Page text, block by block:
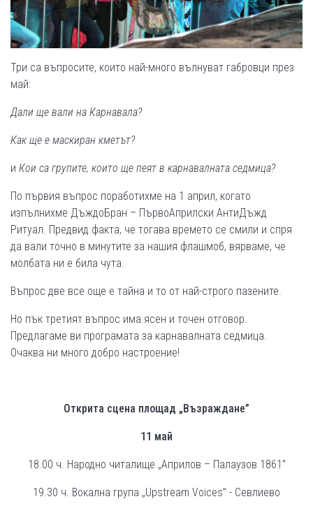
Три са въпросите, които най-много вълнуват габровци през
май:
Дали ще вали на Карнавала?
Как ще е маскиран кметът?
и Кои са групите, които ще пеят в карнавалната седмица?
По първия въпрос поработихме на 1 април, когато
изпълнихме ДъждоБран – ПървоАприлски АнтиДъжд
Ритуал. Предвид факта, че тогава времето се смили и спря
да вали точно в минутите за нашия флашмоб, вярваме, че
молбата ни е била чута.
Въпрос две все още е тайна и то от най-строго пазените.
Но пък третият въпрос има ясен и точен отговор.
Предлагаме ви програмата за карнавалната седмица.
Очаква ни много добро настроение!
Открита сцена площад „Възраждане”
11 май
18.00 ч. Народно читалище „Априлов – Палаузов 1861”
19.30 ч. Вокална група „Upstream Voices” - Севлиево